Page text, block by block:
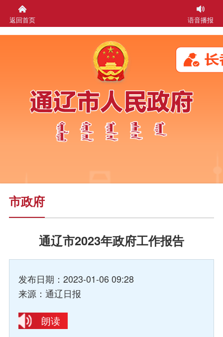
返回首页 语音播报
市政府
通辽市2023年政府工作报告
发布日期：2023-01-06 09:28
来源：通辽日报
朗读